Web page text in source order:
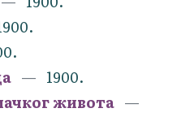
1900.
живота